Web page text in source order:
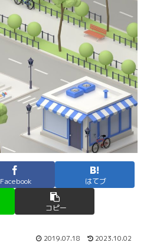
Facebook はてブ
コピー
2019.07.18 2023.10.02